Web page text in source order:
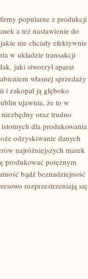
popularne z produkcji
a też nastawienie do
nie chciały efektywnie
w układzie transakcji
jaki stworzył aparat
własnej sprzedaży
zakopał ją głęboko
ujawnia, że to w
oraz trudno
dla produkowania
odzyskiwanie danych
najróżniejszych marek
produkować potężnym
bądź beznadziejność
rozprzestrzeniają się